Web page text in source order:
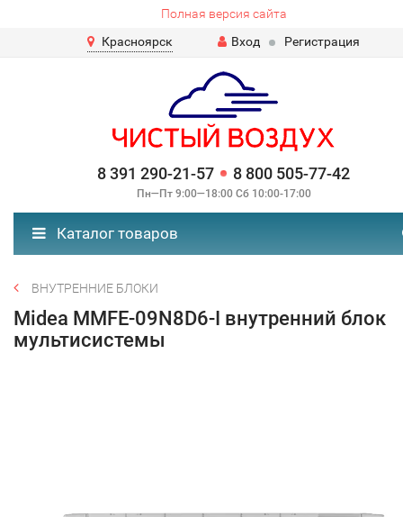
Полная версия сайта
Красноярск
Вход Регистрация
8 391 290-21-57 8 800 505-77-42
Пн—Пт 9:00—18:00 Сб 10:00-17:00
Каталог товаров
ВНУТРЕННИЕ БЛОКИ
Midea MMFE-09N8D6-I внутренний блок
мультисистемы